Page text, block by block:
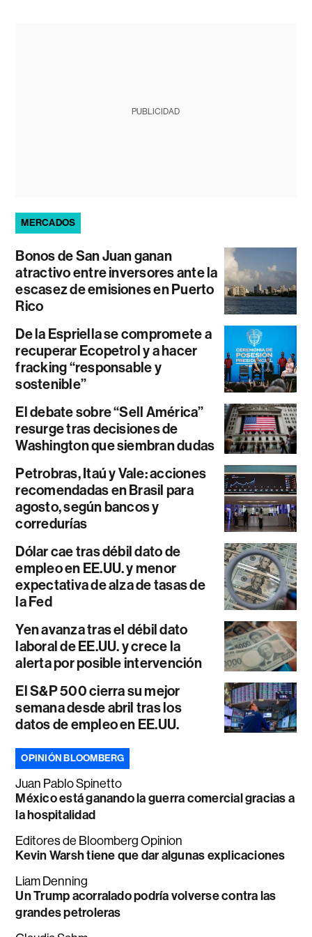
PUBLICIDAD
MERCADOS
Bonos de San Juan ganan
atractivo entre inversores ante la
escasez de emisiones en Puerto
Rico
De la Espriella se compromete a
recuperar Ecopetrol y a hacer
fracking “responsable y
sostenible”
El debate sobre “Sell América”
resurge tras decisiones de
Washington que siembran dudas
Petrobras, Itaú y Vale: acciones
recomendadas en Brasil para
agosto, según bancos y
corredurías
Dólar cae tras débil dato de
empleo en EE.UU. y menor
expectativa de alza de tasas de
la Fed
Yen avanza tras el débil dato
laboral de EE.UU. y crece la
alerta por posible intervención
El S&P 500 cierra su mejor
semana desde abril tras los
datos de empleo en EE.UU.
OPINIÓN BLOOMBERG
Juan Pablo Spinetto
México está ganando la guerra comercial gracias a
la hospitalidad
Editores de Bloomberg Opinion
Kevin Warsh tiene que dar algunas explicaciones
Liam Denning
Un Trump acorralado podría volverse contra las
grandes petroleras